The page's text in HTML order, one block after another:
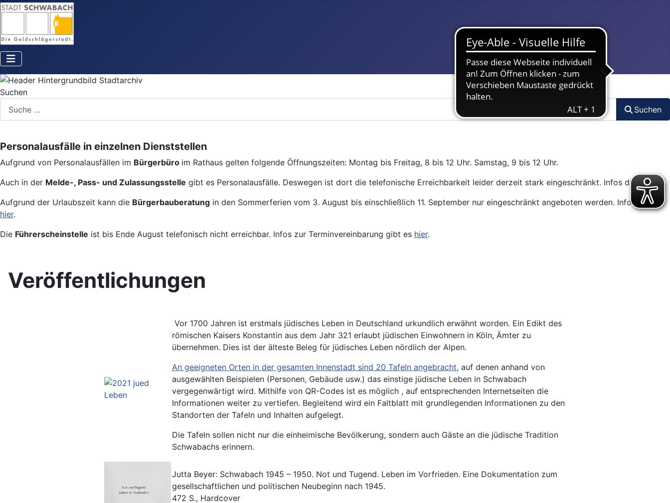
Suchen
Suchen
Personalausfälle in einzelnen Dienststellen
Aufgrund von Personalausfällen im Bürgerbüro im Rathaus gelten folgende Öffnungszeiten: Montag bis Freitag, 8 bis 12 Uhr. Samstag, 9 bis 12 Uhr.
Auch in der Melde-, Pass- und Zulassungsstelle gibt es Personalausfälle. Deswegen ist dort die telefonische Erreichbarkeit leider derzeit stark eingeschränkt. Infos dazuhier
Aufgrund der Urlaubszeit kann die Bürgerbauberatung in den Sommerferien vom 3. August bis einschließlich 11. September nur eingeschränkt angeboten werden. Infos dazu
hier.
Die Führerscheinstelle ist bis Ende August telefonisch nicht erreichbar. Infos zur Terminvereinbarung gibt es hier.
Veröffentlichungen
Vor 1700 Jahren ist erstmals jüdisches Leben in Deutschland urkundlich erwähnt worden. Ein Edikt des
römischen Kaisers Konstantin aus dem Jahr 321 erlaubt jüdischen Einwohnern in Köln, Ämter zu
übernehmen. Dies ist der älteste Beleg für jüdisches Leben nördlich der Alpen.
An geeigneten Orten in der gesamten Innenstadt sind 20 Tafeln angebracht, auf denen anhand von
ausgewählten Beispielen (Personen, Gebäude usw.) das einstige jüdische Leben in Schwabach
vergegenwärtigt wird. Mithilfe von QR-Codes ist es möglich , auf entsprechenden Internetseiten die
Informationen weiter zu vertiefen. Begleitend wird ein Faltblatt mit grundlegenden Informationen zu den
Standorten der Tafeln und Inhalten aufgelegt.
Die Tafeln sollen nicht nur die einheimische Bevölkerung, sondern auch Gäste an die jüdische Tradition
Schwabachs erinnern.
Jutta Beyer: Schwabach 1945 – 1950. Not und Tugend. Leben im Vorfrieden. Eine Dokumentation zum
gesellschaftlichen und politischen Neubeginn nach 1945.
472 S., Hardcover